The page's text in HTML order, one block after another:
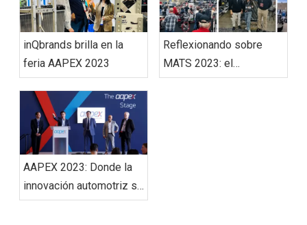
inQbrands brilla en la
feria AAPEX 2023
Reflexionando sobre
MATS 2023: el
emocionante viaje de
AAPEX 2023: Donde la
innovación automotriz se
encuentra con el